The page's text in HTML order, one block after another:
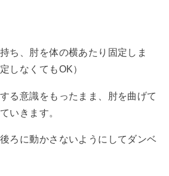
ち、肘を体の横あたり固定しま
しなくてもOK）
る意識をもったまま、肘を曲げて
いきます。
ろに動かさないようにしてダンベ